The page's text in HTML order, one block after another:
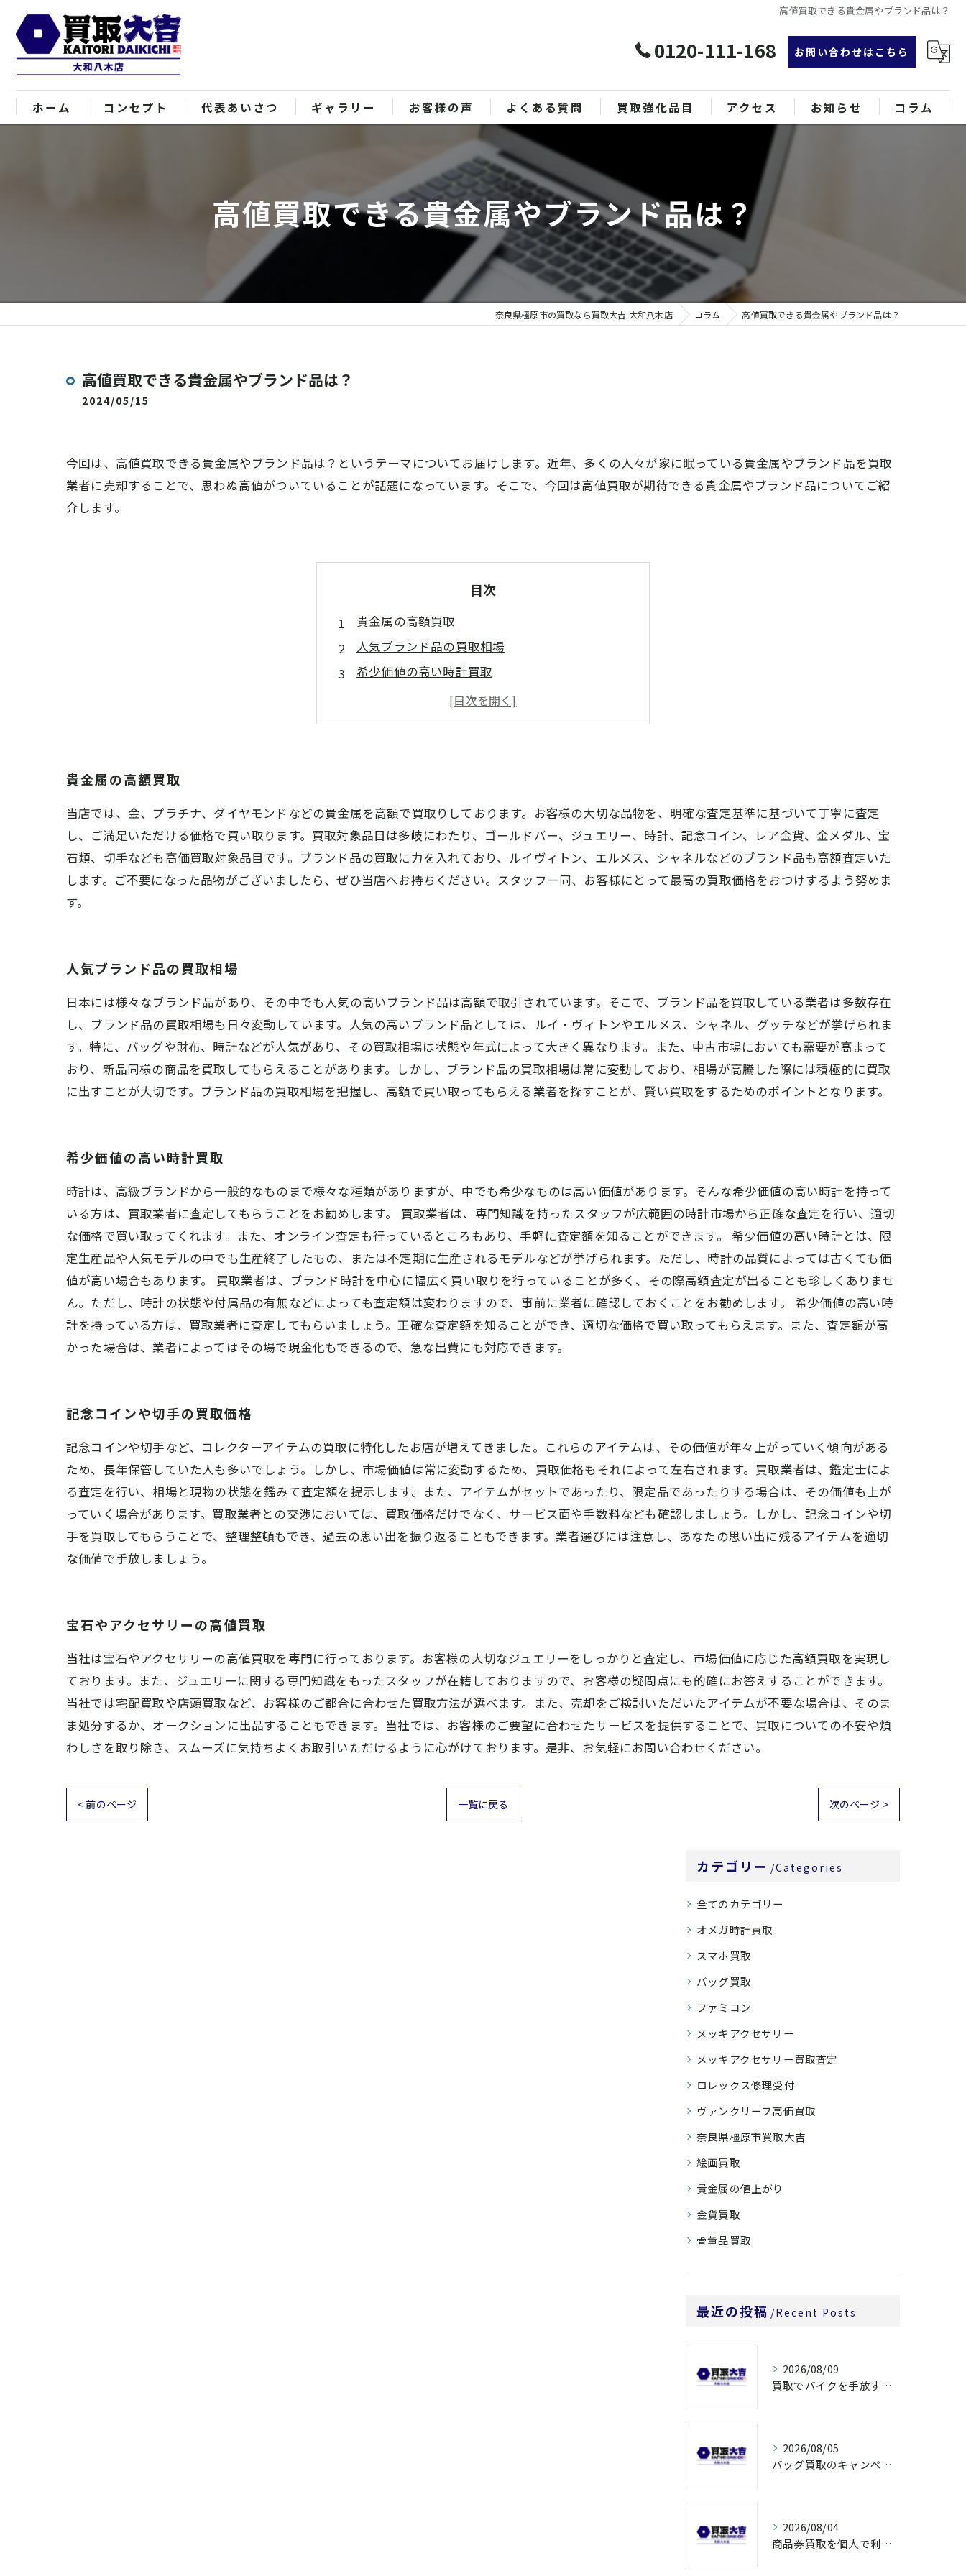
高値買取できる貴金属やブランド品は？
0120-111-168 お問い合わせはこちら
ホーム コンセプト 代表あいさつ ギャラリー お客様の声 よくある質問 買取強化品目
ブランド品
貴金属
時計
金
アクセス お知らせ コラム
高値買取できる貴金属やブランド品は？
奈良県橿原市の買取なら買取大吉 大和八木店 コラム 高値買取できる貴金属やブランド品は？
高値買取できる貴金属やブランド品は？
2024/05/15
今回は、高値買取できる貴金属やブランド品は？というテーマについてお届けします。近年、多くの人々が家に眠っている貴金属やブランド品を買取
業者に売却することで、思わぬ高値がついていることが話題になっています。そこで、今回は高値買取が期待できる貴金属やブランド品についてご紹
介します。
目次
貴金属の高額買取
人気ブランド品の買取相場
希少価値の高い時計買取
記念コインや切手の買取価格
宝石やアクセサリーの高値買取
貴金属の高額買取
当店では、金、プラチナ、ダイヤモンドなどの貴金属を高額で買取りしております。お客様の大切な品物を、明確な査定基準に基づいて丁寧に査定
し、ご満足いただける価格で買い取ります。買取対象品目は多岐にわたり、ゴールドバー、ジュエリー、時計、記念コイン、レア金貨、金メダル、宝
石類、切手なども高価買取対象品目です。ブランド品の買取に力を入れており、ルイヴィトン、エルメス、シャネルなどのブランド品も高額査定いた
します。ご不要になった品物がございましたら、ぜひ当店へお持ちください。スタッフ一同、お客様にとって最高の買取価格をおつけするよう努めま
す。
人気ブランド品の買取相場
日本には様々なブランド品があり、その中でも人気の高いブランド品は高額で取引されています。そこで、ブランド品を買取している業者は多数存在
し、ブランド品の買取相場も日々変動しています。人気の高いブランド品としては、ルイ・ヴィトンやエルメス、シャネル、グッチなどが挙げられま
す。特に、バッグや財布、時計などが人気があり、その買取相場は状態や年式によって大きく異なります。また、中古市場においても需要が高まって
おり、新品同様の商品を買取してもらえることがあります。しかし、ブランド品の買取相場は常に変動しており、相場が高騰した際には積極的に買取
に出すことが大切です。ブランド品の買取相場を把握し、高額で買い取ってもらえる業者を探すことが、賢い買取をするためのポイントとなります。
希少価値の高い時計買取
時計は、高級ブランドから一般的なものまで様々な種類がありますが、中でも希少なものは高い価値があります。そんな希少価値の高い時計を持って
いる方は、買取業者に査定してもらうことをお勧めします。 買取業者は、専門知識を持ったスタッフが広範囲の時計市場から正確な査定を行い、適切
な価格で買い取ってくれます。また、オンライン査定も行っているところもあり、手軽に査定額を知ることができます。 希少価値の高い時計とは、限
定生産品や人気モデルの中でも生産終了したもの、または不定期に生産されるモデルなどが挙げられます。ただし、時計の品質によっては古くても価
値が高い場合もあります。 買取業者は、ブランド時計を中心に幅広く買い取りを行っていることが多く、その際高額査定が出ることも珍しくありませ
ん。ただし、時計の状態や付属品の有無などによっても査定額は変わりますので、事前に業者に確認しておくことをお勧めします。 希少価値の高い時
計を持っている方は、買取業者に査定してもらいましょう。正確な査定額を知ることができ、適切な価格で買い取ってもらえます。また、査定額が高
かった場合は、業者によってはその場で現金化もできるので、急な出費にも対応できます。
記念コインや切手の買取価格
記念コインや切手など、コレクターアイテムの買取に特化したお店が増えてきました。これらのアイテムは、その価値が年々上がっていく傾向がある
ため、長年保管していた人も多いでしょう。しかし、市場価値は常に変動するため、買取価格もそれによって左右されます。買取業者は、鑑定士によ
る査定を行い、相場と現物の状態を鑑みて査定額を提示します。また、アイテムがセットであったり、限定品であったりする場合は、その価値も上が
っていく場合があります。買取業者との交渉においては、買取価格だけでなく、サービス面や手数料なども確認しましょう。しかし、記念コインや切
手を買取してもらうことで、整理整頓もでき、過去の思い出を振り返ることもできます。業者選びには注意し、あなたの思い出に残るアイテムを適切
な価値で手放しましょう。
宝石やアクセサリーの高値買取
当社は宝石やアクセサリーの高値買取を専門に行っております。お客様の大切なジュエリーをしっかりと査定し、市場価値に応じた高額買取を実現し
ております。また、ジュエリーに関する専門知識をもったスタッフが在籍しておりますので、お客様の疑問点にも的確にお答えすることができます。
当社では宅配買取や店頭買取など、お客様のご都合に合わせた買取方法が選べます。また、売却をご検討いただいたアイテムが不要な場合は、そのま
ま処分するか、オークションに出品することもできます。当社では、お客様のご要望に合わせたサービスを提供することで、買取についての不安や煩
わしさを取り除き、スムーズに気持ちよくお取引いただけるように心がけております。是非、お気軽にお問い合わせください。
< 前のページ 一覧に戻る 次のページ >
カテゴリー Categories
全てのカテゴリー
オメガ時計買取
スマホ買取
バッグ買取
ファミコン
メッキアクセサリー
メッキアクセサリー買取査定
ロレックス修理受付
ヴァンクリーフ高価買取
奈良県橿原市買取大吉
絵画買取
貴金属の値上がり
金貨買取
骨董品買取
最近の投稿 Recent Posts
2026/08/09
買取でバイクを手放すなら奈良県橿原市大和郡山市の高額査定ポイントを解説
2026/08/05
バッグ買取のキャンペーンで奈良県橿原市でお得に売るための条件と注意点徹底ガイド
2026/08/04
商品券買取を個人で利用する際の奈良県橿原市で知っておきたい高換金ポイント